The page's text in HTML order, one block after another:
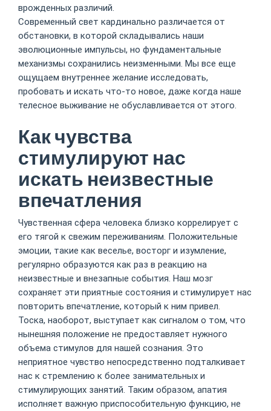
врожденных различий.
Современный свет кардинально различается от
обстановки, в которой складывались наши
эволюционные импульсы, но фундаментальные
механизмы сохранились неизменными. Мы все еще
ощущаем внутреннее желание исследовать,
пробовать и искать что-то новое, даже когда наше
телесное выживание не обуславливается от этого.
Как чувства
стимулируют нас
искать неизвестные
впечатления
Чувственная сфера человека близко коррелирует с
его тягой к свежим переживаниям. Положительные
эмоции, такие как веселье, восторг и изумление,
регулярно образуются как раз в реакцию на
неизвестные и внезапные события. Наш мозг
сохраняет эти приятные состояния и стимулирует нас
повторить впечатление, который к ним привел.
Тоска, наоборот, выступает как сигналом о том, что
нынешняя положение не предоставляет нужного
объема стимулов для нашей сознания. Это
неприятное чувство непосредственно подталкивает
нас к стремлению к более занимательных и
стимулирующих занятий. Таким образом, апатия
исполняет важную приспособительную функцию, не